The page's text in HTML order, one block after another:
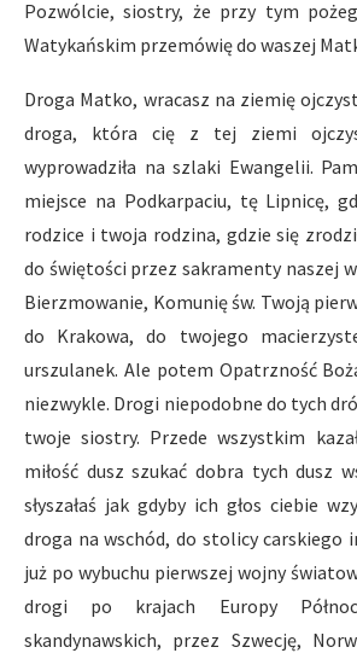
Pozwólcie, siostry, że przy tym
Watykańskim przemówię do waszej
Droga Matko, wracasz na ziemię
droga, która cię z tej ziemi
wyprowadziła na szlaki Ewangelii.
miejsce na Podkarpaciu, tę Lipnicę,
rodzice i twoja rodzina, gdzie się
do świętości przez sakramenty naszej
Bierzmowanie, Komunię św. Twoją
do Krakowa, do twojego
urszulanek. Ale potem Opatrzność
niezwykle. Drogi niepodobne do tych
twoje siostry. Przede wszystkim
miłość dusz szukać dobra tych dusz
słyszałaś jak gdyby ich głos ciebie
droga na wschód, do stolicy carskiego
już po wybuchu pierwszej wojny
drogi po krajach Europy
skandynawskich, przez Szwecję,